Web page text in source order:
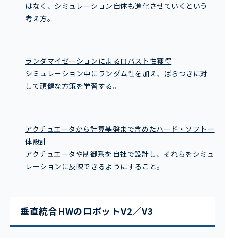
はなく、シミュレーション自体も進化させていくという
考え方。
ランダマイゼーションによるロバスト性獲得
シミュレーション中にランダム性を加え、ばらつきに対
して頑健な方策を学習する。
アクチュエータから計算基盤まで含めたハード・ソフト一
体設計
アクチュエータや制御系を自社で設計し、それらをシミュ
レーションに反映できるようにすること。
垂直統合HWのロボットV2／V3